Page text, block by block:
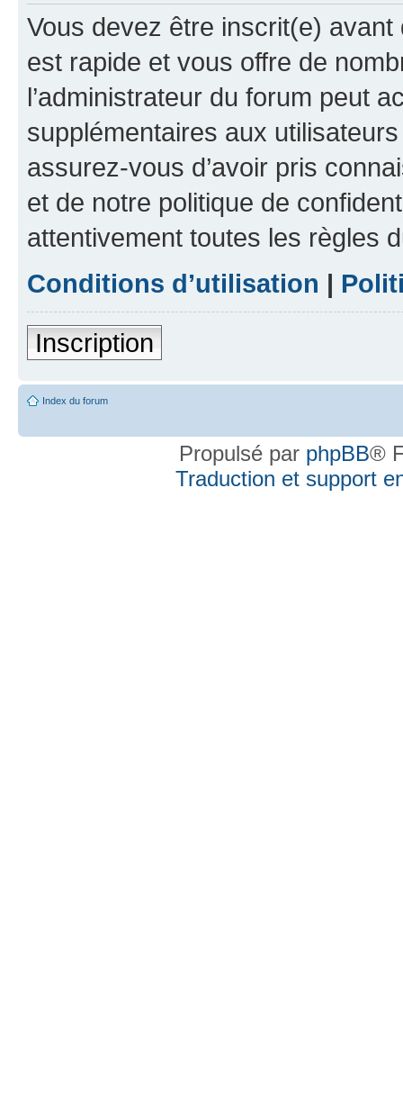
Vous devez être inscrit(e) avant
est rapide et vous offre de
l’administrateur du forum peut
supplémentaires aux
assurez-vous d’avoir pris
et de notre politique de
attentivement toutes les règles
Conditions d’utilisation |
Inscription
Index du forum
Propulsé par phpBB®
Traduction et support